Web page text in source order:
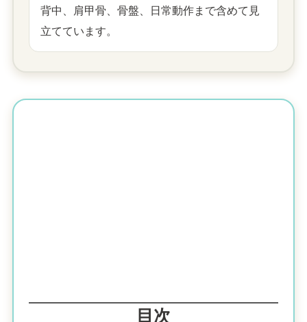
背中、肩甲骨、骨盤、日常動作まで含めて見
立てています。
目次